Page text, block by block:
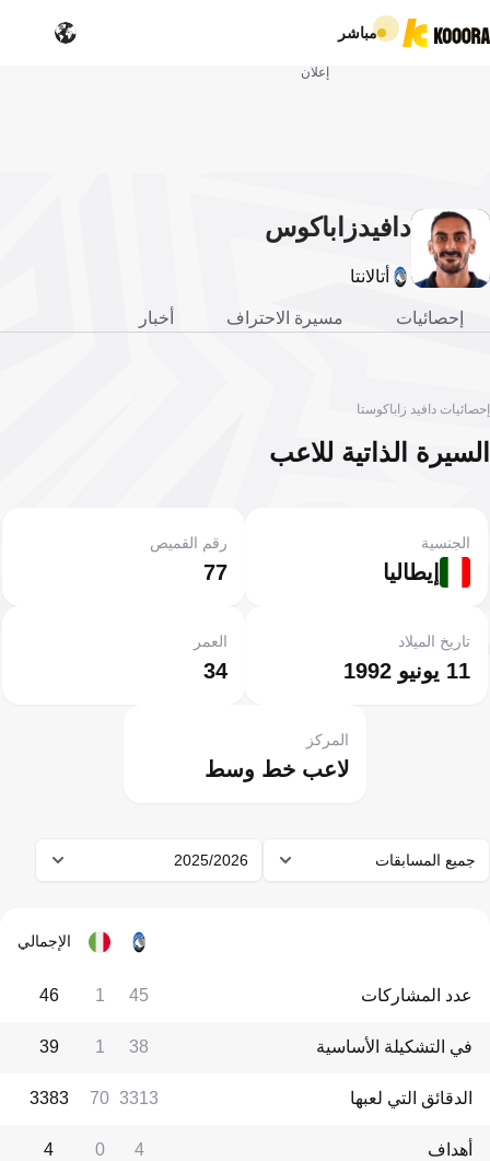
مباشر
إعلان
دافيدزاباكوس
تا
أتالانتا
إحصائيات مسيرة الاحتراف أخبار
إحصائيات دافيد زاباكوستا
السيرة الذاتية للاعب
إيطاليا
الجنسية
77
رقم القميص
11 يونيو 1992
تاريخ الميلاد
34
العمر
لاعب خط وسط
المركز
جميع المسابقات 2025/2026
الإجمالي
عدد المشاركات 45
1
46
في التشكيلة الأساسية 38
1
39
الدقائق التي لعبها 3313
70
3383
أهداف 4
0
4